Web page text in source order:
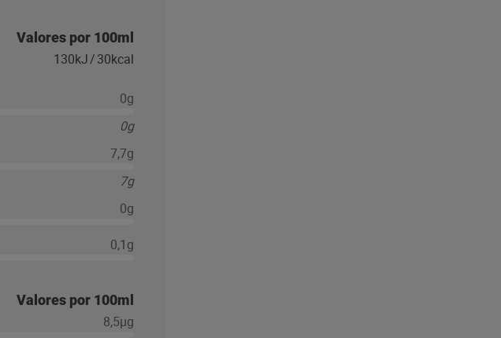
Valores por 100ml
130kJ/30kcal
0g
0g
7,7g
7g
0g
0,1g
Valores por 100ml
8,5µg